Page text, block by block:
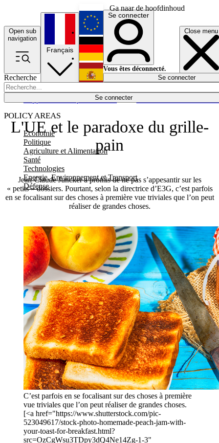
Ga naar de hoofdinhoud
Open sub
navigation
Close menu
Recherche
Se connecter
POLICY AREAS
Economie
Politique
Agriculture et Alimentation
Santé
Technologies
Energie, Environnement et Transport
Défense
Économie
Français
English
Deutsch
Español
Se connecter
Vous êtes déconnecté.
Se connecter
L'UE et le paradoxe du grille-
pain
Jean-Claude Juncker a promis de ne pas s’appesantir sur les
« petits » dossiers. Pourtant, selon la directrice d’E3G, c’est parfois
en se focalisant sur des choses à première vue triviales que l’on peut
réaliser de grandes choses.
C’est parfois en se focalisant sur des choses à première
vue triviales que l’on peut réaliser de grandes choses.
[<a href="https://www.shutterstock.com/pic-
523049617/stock-photo-homemade-peach-jam-with-
your-toast-for-breakfast.html?
src=OzCgWsu3TDpy3dQ4Ne14Zg-1-3"